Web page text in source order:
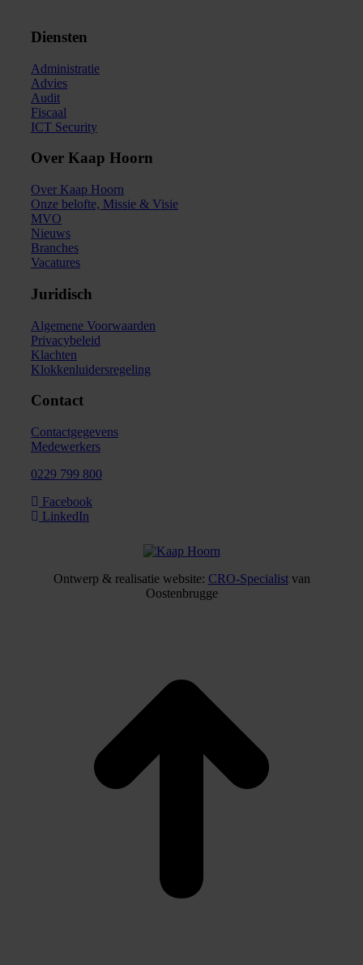
Diensten
Administratie
Advies
Audit
Fiscaal
ICT Security
Over Kaap Hoorn
Over Kaap Hoorn
Onze belofte, Missie & Visie
MVO
Nieuws
Branches
Vacatures
Juridisch
Algemene Voorwaarden
Privacybeleid
Klachten
Klokkenluidersregeling
Contact
Contactgegevens
Medewerkers
0229 799 800
Facebook
LinkedIn
Ontwerp & realisatie website: CRO-Specialistvan
Oostenbrugge